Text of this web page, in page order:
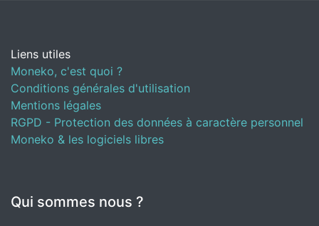
Liens utiles
Moneko, c'est quoi ?
Conditions générales d'utilisation
Mentions légales
RGPD - Protection des données à caractère personnel
Moneko & les logiciels libres
Qui sommes nous ?